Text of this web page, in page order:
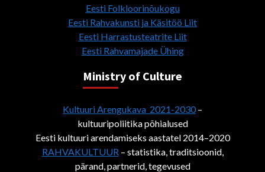
Eesti Folkloorinõukogu
Eesti Rahvakunsti ja Käsitöö Liit
Eesti Harrastusteatrite Liit
Eesti Rahvamajade Ühing
Ministry of Culture
Kultuuri Arengukava 2021-2030–
kultuuripoliitika põhialused
Eesti kultuuri arendamiseks aastatel 2014–2020
RAHVAKULTUUR– statistika, traditsioonid,
pärand, partnerid, tegevused